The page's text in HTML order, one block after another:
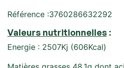
Référence :3760286632292
Valeurs nutritionnelles :
Energie : 2507Kj (606Kcal)